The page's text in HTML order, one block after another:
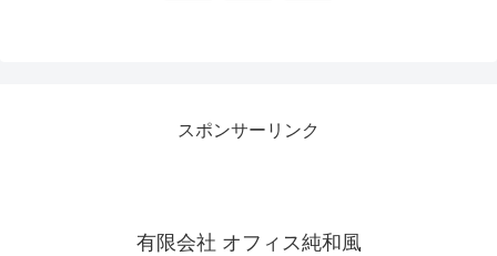
スポンサーリンク
有限会社 オフィス純和風